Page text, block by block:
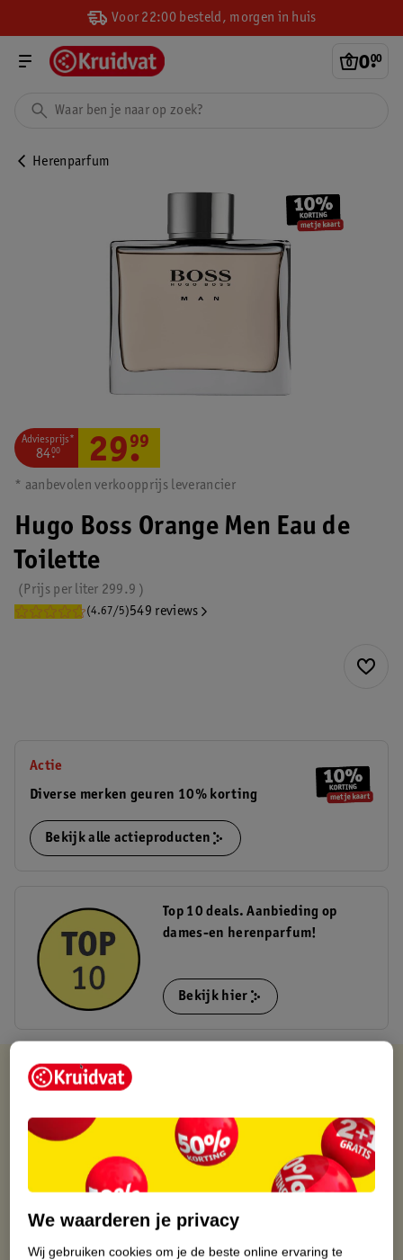
Voor 22:00 besteld, morgen in huis
0.
00
Herenparfum
Hugo Boss Orange Men Eau de
Toilette
299.9
Prijs per liter
(4.67/5)549 reviews
Adviesprijs*
84.
00 29.
99
* aanbevolen verkoopprijs leverancier
Actie
Diverse merken geuren 10% korting
Bekijk alle actieproducten
Top 10 deals. Aanbieding op
dames-en herenparfum!
Bekijk hier
Kruidvat is altijd voordelig
Gratis ophalen in de winkel
Op werkdagen voor 22:00 uur besteld, volgende dag in huis
Gratis thuisbezorgd vanaf 50.00
Gratis retourneren binnen 30 dagen
We waarderen je privacy
Wij gebruiken cookies om je de beste online ervaring te